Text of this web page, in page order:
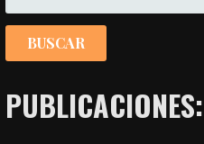
PUBLICACIONES: